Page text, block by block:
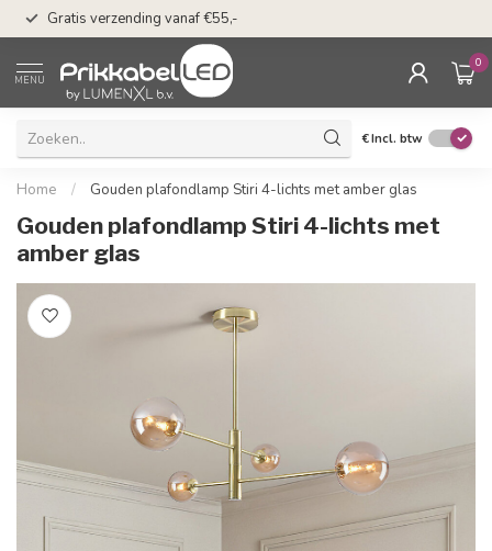
Gratis verzending vanaf €55,-
MENU
0
€Incl. btw
Home / Gouden plafondlamp Stiri 4-lichts met amber glas
Gouden plafondlamp Stiri 4-lichts met
amber glas